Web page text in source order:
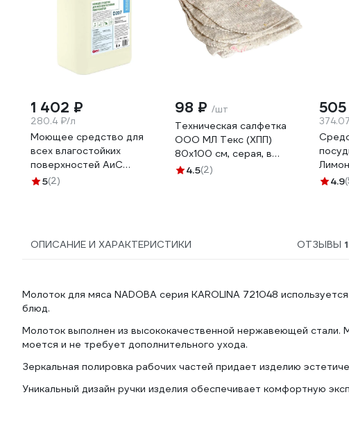
1 402 ₽
280.4 ₽/л
Моющее средство для
всех влагостойких
поверхностей АиС
BIOSOAP Proffecional /
5(2)
98 ₽ /шт
Техническая салфетка
ООО МЛ Текс (ХПП)
80x100 см, серая, в
индивидуальном пакете
4.5(2)
4.9
ОПИСАНИЕ И ХАРАКТЕРИСТИКИ ОТЗЫВЫ
Молоток для мяса NADOBA серия KAROLINA 721048
блюд.
Молоток выполнен из высококачественной нержавеющей стали.
моется и не требует дополнительного ухода.
Зеркальная полировка рабочих частей придает изделию
Уникальный дизайн ручки изделия обеспечивает комфортную